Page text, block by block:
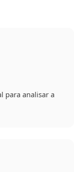
para analisar a